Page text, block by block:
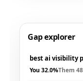
Gap explorer
best ai visibility
You 32.0%Them